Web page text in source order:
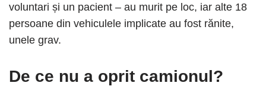
voluntari și un pacient – au murit pe loc, iar alte 18
persoane din vehiculele implicate au fost rănite,
unele grav.
De ce nu a oprit camionul?